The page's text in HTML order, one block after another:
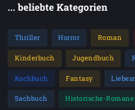
... beliebte Kategorien
Thriller Horror Roman
Kinderbuch Jugendbuch
Kochbuch Fantasy
Sachbuch Historische-Romane